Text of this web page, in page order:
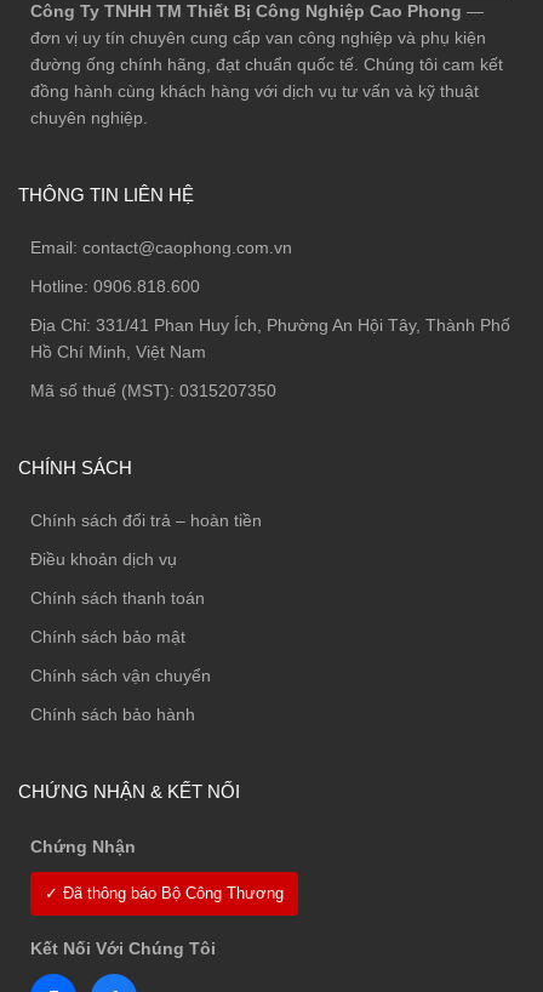
Công Ty TNHH TM Thiết Bị Công Nghiệp Cao Phong —
đơn vị uy tín chuyên cung cấp van công nghiệp và phụ kiện
đường ống chính hãng, đạt chuẩn quốc tế. Chúng tôi cam kết
đồng hành cùng khách hàng với dịch vụ tư vấn và kỹ thuật
chuyên nghiệp.
THÔNG TIN LIÊN HỆ
Email: contact@caophong.com.vn
Hotline: 0906.818.600
Địa Chỉ: 331/41 Phan Huy Ích, Phường An Hội Tây, Thành Phố
Hồ Chí Minh, Việt Nam
Mã số thuế (MST): 0315207350
CHÍNH SÁCH
Chính sách đổi trả – hoàn tiền
Điều khoản dịch vụ
Chính sách thanh toán
Chính sách bảo mật
Chính sách vận chuyển
Chính sách bảo hành
CHỨNG NHẬN & KẾT NỐI
Chứng Nhận
✓ Đã thông báo Bộ Công Thương
Kết Nối Với Chúng Tôi